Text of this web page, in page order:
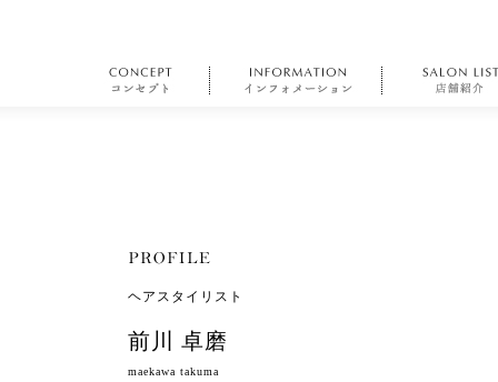
ヘアスタイリスト
前川 卓磨
maekawa takuma